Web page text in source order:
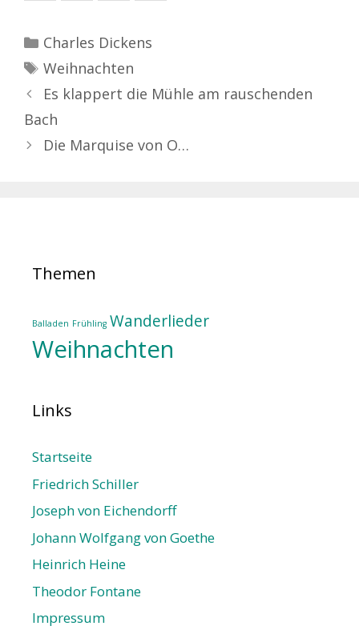
Kategorien
Charles Dickens
Schlagwörter
Weihnachten
Es klappert die Mühle am rauschenden
Bach
Die Marquise von O…
Themen
Balladen Frühling Wanderlieder
Weihnachten
Links
Startseite
Friedrich Schiller
Joseph von Eichendorff
Johann Wolfgang von Goethe
Heinrich Heine
Theodor Fontane
Impressum